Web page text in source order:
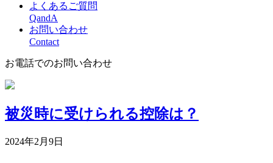
よくあるご質問
QandA
お問い合わせ
Contact
お電話でのお問い合わせ
被災時に受けられる控除は？
2024年2月9日